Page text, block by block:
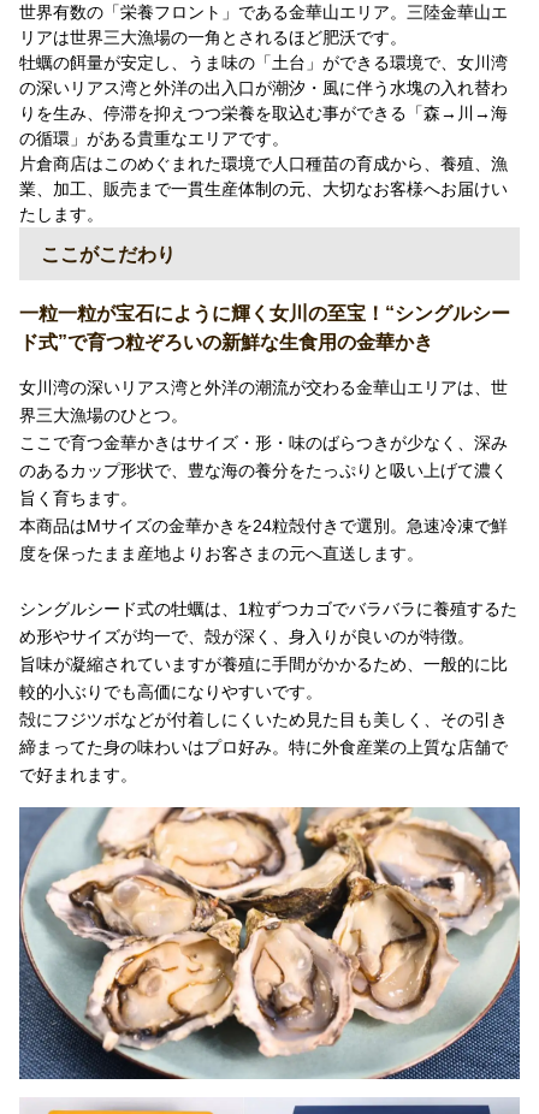
世界有数の「栄養フロント」である金華山エリア。三陸金華山エ
リアは世界三大漁場の一角とされるほど肥沃です。
牡蠣の餌量が安定し、うま味の「土台」ができる環境で、女川湾
の深いリアス湾と外洋の出入口が潮汐・風に伴う水塊の入れ替わ
りを生み、停滞を抑えつつ栄養を取込む事ができる「森→川→海
の循環」がある貴重なエリアです。
片倉商店はこのめぐまれた環境で人口種苗の育成から、養殖、漁
業、加工、販売まで一貫生産体制の元、大切なお客様へお届けい
たします。
ここがこだわり
一粒一粒が宝石にように輝く女川の至宝！“シングルシー
ド式”で育つ粒ぞろいの新鮮な生食用の金華かき
女川湾の深いリアス湾と外洋の潮流が交わる金華山エリアは、世
界三大漁場のひとつ。
ここで育つ金華かきはサイズ・形・味のばらつきが少なく、深み
のあるカップ形状で、豊な海の養分をたっぷりと吸い上げて濃く
旨く育ちます。
本商品はMサイズの金華かきを24粒殻付きで選別。急速冷凍で鮮
度を保ったまま産地よりお客さまの元へ直送します。
シングルシード式の牡蠣は、1粒ずつカゴでバラバラに養殖するた
め形やサイズが均一で、殻が深く、身入りが良いのが特徴。
旨味が凝縮されていますが養殖に手間がかかるため、一般的に比
較的小ぶりでも高価になりやすいです。
殻にフジツボなどが付着しにくいため見た目も美しく、その引き
締まってた身の味わいはプロ好み。特に外食産業の上質な店舗で
で好まれます。